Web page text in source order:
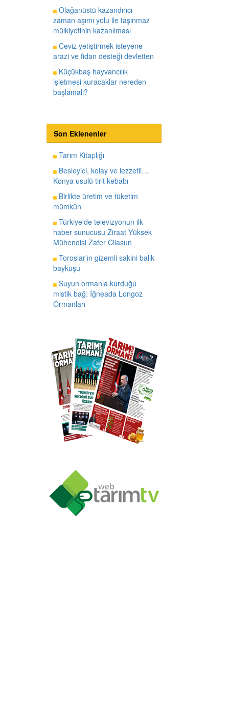
Olağanüstü kazandırıcı
zaman aşımı yolu ile taşınmaz
mülkiyetinin kazanılması
Ceviz yetiştirmek isteyene
arazi ve fidan desteği devletten
Küçükbaş hayvancılık
işletmesi kuracaklar nereden
başlamalı?
Son Eklenenler
Tarım Kitaplığı
Besleyici, kolay ve lezzetli…
Konya usulü tirit kebabı
Birlikte üretim ve tüketim
mümkün
Türkiye’de televizyonun ilk
haber sunucusu Ziraat Yüksek
Mühendisi Zafer Cilasun
Toroslar’ın gizemli sakini balık
baykuşu
Suyun ormanla kurduğu
mistik bağ: İğneada Longoz
Ormanları